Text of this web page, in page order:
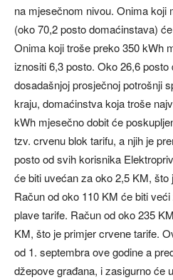
na mjesečnom nivou. Onima koji
(oko 70,2 posto domaćinstava)
Onima koji troše preko 350 kWh
iznositi 6,3 posto. Oko 26,6
dosadašnjoj prosječnoj potrošnji
kraju, domaćinstva koja troše
kWh mjesečno dobit će
tzv. crvenu blok tarifu, a njih je
posto od svih korisnika
će biti uvećan za oko 2,5 KM, što
Račun od oko 110 KM će biti
plave tarife. Račun od oko 235
KM, što je primjer crvene tarife.
od 1. septembra ove godine a
džepove građana, i zasigurno će